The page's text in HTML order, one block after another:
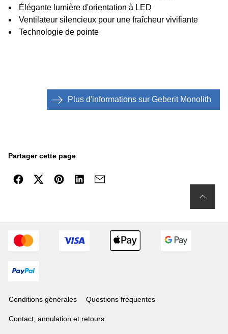
Élégante lumière d'orientation à LED
Ventilateur silencieux pour une fraîcheur vivifiante
Technologie de pointe
Plus d'informations sur Geberit Monolith
Partager cette page
Conditions générales Questions fréquentes
Contact, annulation et retours